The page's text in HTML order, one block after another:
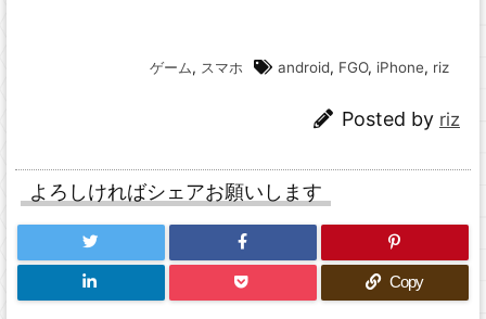
ゲーム, スマホ android, FGO, iPhone, riz
Posted by riz
よろしければシェアお願いします
Copy